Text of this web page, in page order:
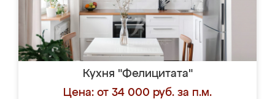
Кухня "Фелицитата"
Цена: от 34 000 руб. за п.м.